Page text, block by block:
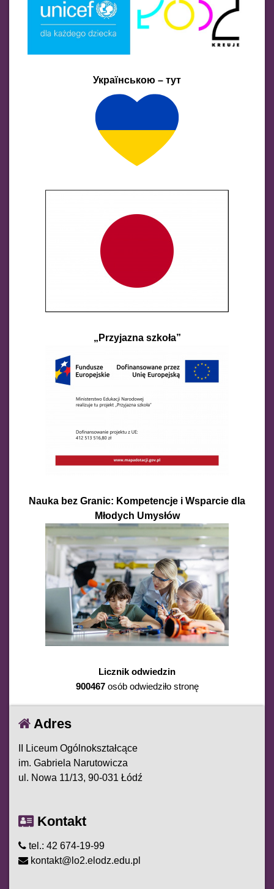
Українською – тут
„Przyjazna szkoła”
Nauka bez Granic: Kompetencje i Wsparcie dla
Młodych Umysłów
Licznik odwiedzin
900467osób odwiedziło stronę
Adres
II Liceum Ogólnokształcące
im. Gabriela Narutowicza
ul. Nowa 11/13, 90-031 Łódź
Kontakt
tel.: 42 674-19-99
kontakt@lo2.elodz.edu.pl